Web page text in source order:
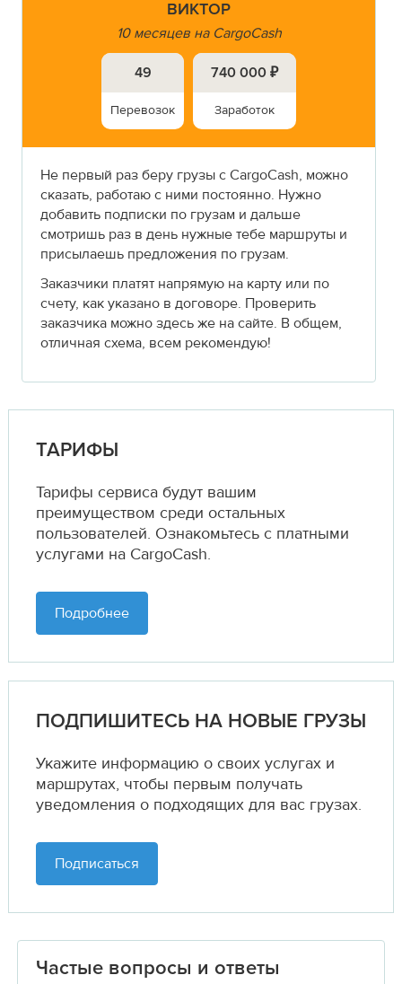
ВИКТОР
10 месяцев на CargoCash
49
Перевозок
740 000 ₽
Заработок
Не первый раз беру грузы с CargoCash, можно
сказать, работаю с ними постоянно. Нужно
добавить подписки по грузам и дальше
смотришь раз в день нужные тебе маршруты и
присылаешь предложения по грузам.
Заказчики платят напрямую на карту или по
счету, как указано в договоре. Проверить
заказчика можно здесь же на сайте. В общем,
отличная схема, всем рекомендую!
ТАРИФЫ
Тарифы сервиса будут вашим
преимуществом среди остальных
пользователей. Ознакомьтесь с платными
услугами на CargoCash.
Подробнее
ПОДПИШИТЕСЬ НА НОВЫЕ ГРУЗЫ
Укажите информацию о своих услугах и
маршрутах, чтобы первым получать
уведомления о подходящих для вас грузах.
Подписаться
Частые вопросы и ответы